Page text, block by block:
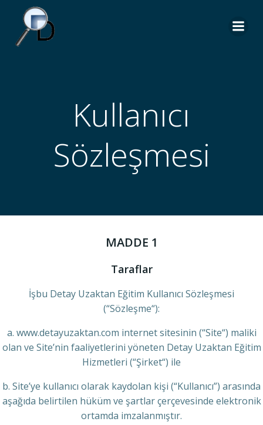
Kullanıcı
Sözleşmesi
MADDE 1
Taraflar
İşbu Detay Uzaktan Eğitim Kullanıcı Sözleşmesi
(“Sözleşme“):
a. www.detayuzaktan.com internet sitesinin (“Site“) maliki
olan ve Site’nin faaliyetlerini yöneten Detay Uzaktan Eğitim
Hizmetleri (“Şirket“) ile
b. Site’ye kullanıcı olarak kaydolan kişi (“Kullanıcı”) arasında
aşağıda belirtilen hüküm ve şartlar çerçevesinde elektronik
ortamda imzalanmıştır.